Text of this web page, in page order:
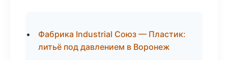
Фабрика Industrial Союз — Пластик:
литьё под давлением в Воронеж